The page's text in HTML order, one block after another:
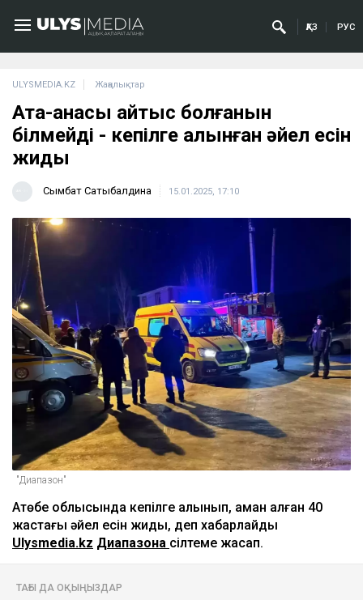
ҚАЗ РУС
ULYSMEDIA.KZ Жаңалықтар
Ата-анасы қайтыс болғанын
білмейді - кепілге алынған әйел есін
жиды
Сымбат Сатыбалдина 15.01.2025, 17:10
"Диапазон"
Ақтөбе облысында кепілге алынып, аман қалған 40
жастағы әйел есін жиды, деп хабарлайды
Ulysmedia.kz Диапазонға сілтеме жасап.
ТАҒЫ ДА ОҚЫҢЫЗДАР